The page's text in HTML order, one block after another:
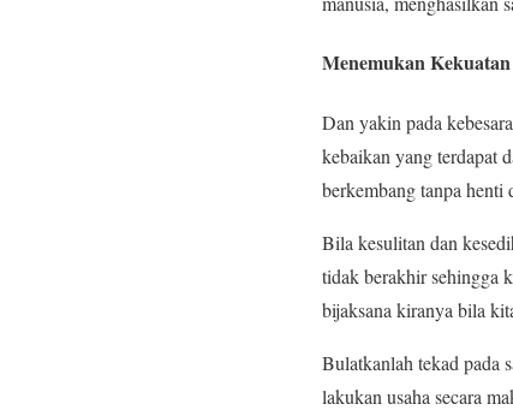
Menemukan
Dan yakin pada
kebaikan yang terdapat
berkembang tanpa henti
Bila kesulitan dan
tidak berakhir sehingga
bijaksana kiranya bila
Bulatkanlah tekad pada
lakukan usaha secara